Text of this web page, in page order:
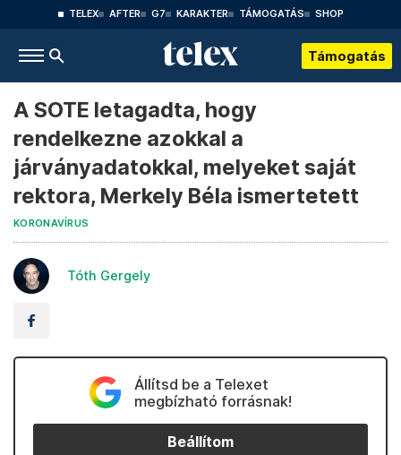
TELEX AFTER G7 KARAKTER TÁMOGATÁS SHOP
Támogatás
A SOTE letagadta, hogy
rendelkezne azokkal a
járványadatokkal, melyeket saját
rektora, Merkely Béla ismertetett
KORONAVÍRUS
Tóth Gergely
Állítsd be a Telexet
megbízható forrásnak!
Beállítom